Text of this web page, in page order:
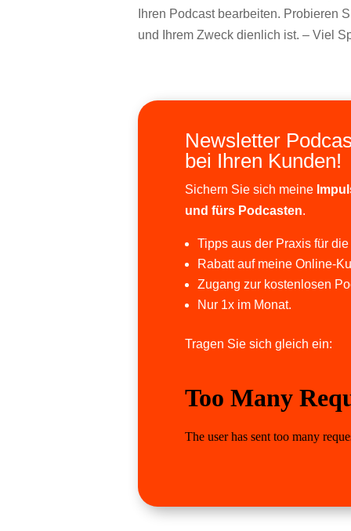
Ihren Podcast bearbeiten. Probieren
und Ihrem Zweck dienlich ist. – Viel
Newsletter
bei Ihren Kunden!
Sichern Sie sich meine
und fürs Podcasten.
Tipps aus der Praxis für
Rabatt auf meine Online-
Zugang zur kostenlosen
Nur 1x im Monat.
Tragen Sie sich gleich ein: